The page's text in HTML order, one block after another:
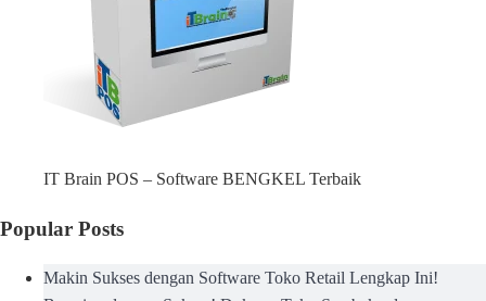
IT Brain POS – Software BENGKEL Terbaik
Popular Posts
Makin Sukses dengan Software Toko Retail Lengkap Ini!